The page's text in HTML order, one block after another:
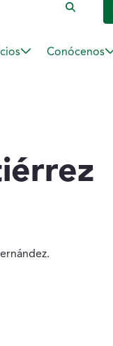
Conócenos